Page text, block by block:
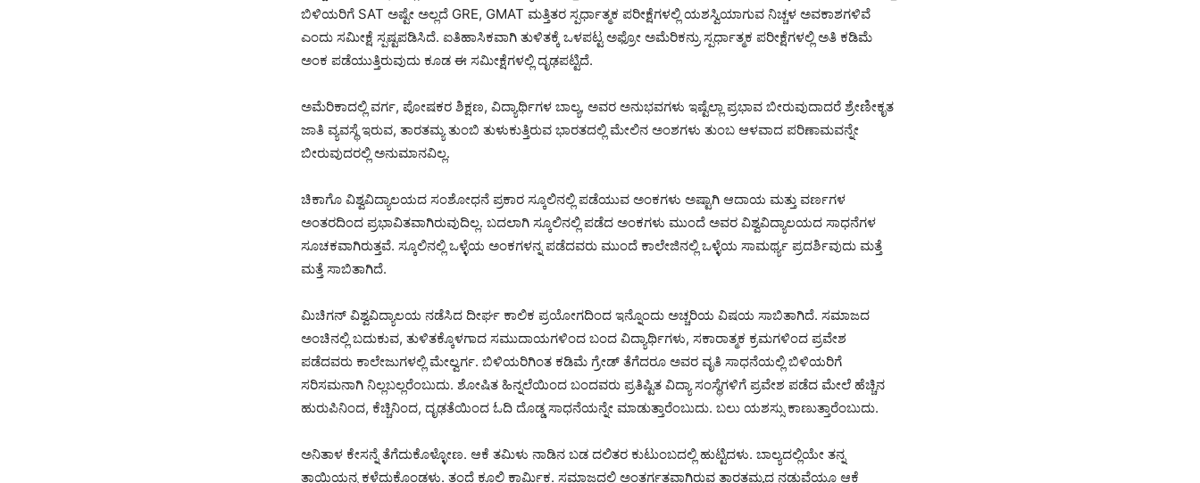
ಬಿಳಿಯರಿಗೆ SAT ಅಷ್ಟೇ ಅಲ್ಲದೆ GRE, GMAT ಮತ್ತಿತರ ಸ್ಪರ್ಧಾತ್ಮಕ ಪರೀಕ್ಷೆಗಳಲ್ಲಿ ಯಶಸ್ವಿಯಾಗುವ ನಿಚ್ಚಳ ಅವಕಾಶಗಳಿವೆ
ಎಂದು ಸಮೀಕ್ಷೆ ಸ್ಪಷ್ಟಪಡಿಸಿದೆ. ಐತಿಹಾಸಿಕವಾಗಿ ತುಳಿತಕ್ಕೆ ಒಳಪಟ್ಟ ಅಫ್ರೋ ಅಮೆರಿಕನ್ರು ಸ್ಪರ್ಧಾತ್ಮಕ ಪರೀಕ್ಷೆಗಳಲ್ಲಿ ಅತಿ ಕಡಿಮೆ
ಅಂಕ ಪಡೆಯುತ್ತಿರುವುದು ಕೂಡ ಈ ಸಮೀಕ್ಷೆಗಳಲ್ಲಿ ದೃಢಪಟ್ಟಿದೆ.
ಅಮೆರಿಕಾದಲ್ಲಿ ವರ್ಗ, ಪೋಷಕರ ಶಿಕ್ಷಣ, ವಿದ್ಯಾರ್ಥಿಗಳ ಬಾಲ್ಯ, ಅವರ ಅನುಭವಗಳು ಇಷ್ಟೆಲ್ಲಾ ಪ್ರಭಾವ ಬೀರುವುದಾದರೆ ಶ್ರೇಣೀಕೃತ
ಜಾತಿ ವ್ಯವಸ್ಥೆ ಇರುವ, ತಾರತಮ್ಯ ತುಂಬಿ ತುಳುಕುತ್ತಿರುವ ಭಾರತದಲ್ಲಿ ಮೇಲಿನ ಅಂಶಗಳು ತುಂಬ ಆಳವಾದ ಪರಿಣಾಮವನ್ನೇ
ಬೀರುವುದರಲ್ಲಿ ಅನುಮಾನವಿಲ್ಲ.
ಚಿಕಾಗೊ ವಿಶ್ವವಿದ್ಯಾಲಯದ ಸಂಶೋಧನೆ ಪ್ರಕಾರ ಸ್ಕೂಲಿನಲ್ಲಿ ಪಡೆಯುವ ಅಂಕಗಳು ಅಷ್ಟಾಗಿ ಆದಾಯ ಮತ್ತು ವರ್ಣಗಳ
ಅಂತರದಿಂದ ಪ್ರಭಾವಿತವಾಗಿರುವುದಿಲ್ಲ. ಬದಲಾಗಿ ಸ್ಕೂಲಿನಲ್ಲಿ ಪಡೆದ ಅಂಕಗಳು ಮುಂದೆ ಅವರ ವಿಶ್ವವಿದ್ಯಾಲಯದ ಸಾಧನೆಗಳ
ಸೂಚಕವಾಗಿರುತ್ತವೆ. ಸ್ಕೂಲಿನಲ್ಲಿ ಒಳ್ಳೆಯ ಅಂಕಗಳನ್ನ ಪಡೆದವರು ಮುಂದೆ ಕಾಲೇಜಿನಲ್ಲಿ ಒಳ್ಳೆಯ ಸಾಮರ್ಥ್ಯ ಪ್ರದರ್ಶಿವುದು ಮತ್ತೆ
ಮತ್ತೆ ಸಾಬಿತಾಗಿದೆ.
ಮಿಚಿಗನ್ ವಿಶ್ವವಿದ್ಯಾಲಯ ನಡೆಸಿದ ದೀರ್ಘ ಕಾಲಿಕ ಪ್ರಯೋಗದಿಂದ ಇನ್ನೊಂದು ಅಚ್ಚರಿಯ ವಿಷಯ ಸಾಬಿತಾಗಿದೆ. ಸಮಾಜದ
ಅಂಚಿನಲ್ಲಿ ಬದುಕುವ, ತುಳಿತಕ್ಕೊಳಗಾದ ಸಮುದಾಯಗಳಿಂದ ಬಂದ ವಿದ್ಯಾರ್ಥಿಗಳು, ಸಕಾರಾತ್ಮಕ ಕ್ರಮಗಳಿಂದ ಪ್ರವೇಶ
ಪಡೆದವರು ಕಾಲೇಜುಗಳಲ್ಲಿ ಮೇಲ್ವರ್ಗ. ಬಿಳಿಯರಿಗಿಂತ ಕಡಿಮೆ ಗ್ರೇಡ್ ತೆಗೆದರೂ ಅವರ ವೃತಿ ಸಾಧನೆಯಲ್ಲಿ ಬಿಳಿಯರಿಗೆ
ಸರಿಸಮನಾಗಿ ನಿಲ್ಲಬಲ್ಲರೆಂಬುದು. ಶೋಷಿತ ಹಿನ್ನಲೆಯಿಂದ ಬಂದವರು ಪ್ರತಿಷ್ಟಿತ ವಿದ್ಯಾ ಸಂಸ್ಥೆಗಳಿಗೆ ಪ್ರವೇಶ ಪಡೆದ ಮೇಲೆ ಹೆಚ್ಚಿನ
ಹುರುಪಿನಿಂದ, ಕೆಚ್ಚಿನಿಂದ, ದೃಢತೆಯಿಂದ ಓದಿ ದೊಡ್ಡ ಸಾಧನೆಯನ್ನೇ ಮಾಡುತ್ತಾರೆಂಬುದು. ಬಲು ಯಶಸ್ಸು ಕಾಣುತ್ತಾರೆಂಬುದು.
ಅನಿತಾಳ ಕೇಸನ್ನೆ ತೆಗೆದುಕೊಳ್ಳೋಣ. ಆಕೆ ತಮಿಳು ನಾಡಿನ ಬಡ ದಲಿತರ ಕುಟುಂಬದಲ್ಲಿ ಹುಟ್ಟಿದಳು. ಬಾಲ್ಯದಲ್ಲಿಯೇ ತನ್ನ
ತಾಯಿಯನ್ನ ಕಳೆದುಕೊಂಡಳು. ತಂದೆ ಕೂಲಿ ಕಾರ್ಮಿಕ. ಸಮಾಜದಲ್ಲಿ ಅಂತರ್ಗತವಾಗಿರುವ ತಾರತಮ್ಯದ ನಡುವೆಯೂ ಆಕೆ